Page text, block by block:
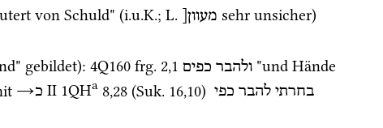
von Schuld" (i.u.K.; L. מעוון[ sehr unsicher)
gebildet): 4Q160 frg. 2,1 ולהבר כפים
"und Hände
→כ ‎ II 1QHa 8,28 (Suk. 16,10) בחרתי להבר כפי